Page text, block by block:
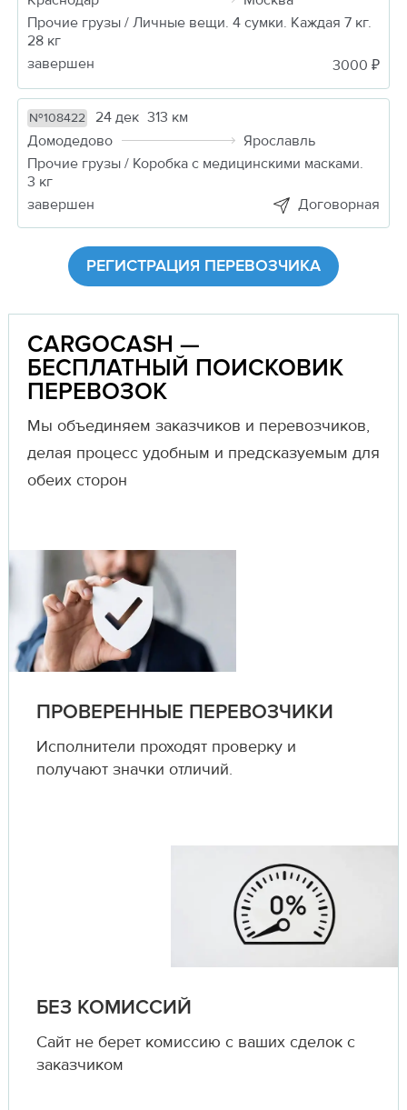
Прочие грузы / Личные вещи. 4 сумки. Каждая 7 кг.
28 кг
завершен
3000 ₽
№108422 24 дек 313 км
Домодедово
Ярославль
Прочие грузы / Коробка с медицинскими масками.
3 кг
завершен
Договорная
РЕГИСТРАЦИЯ ПЕРЕВОЗЧИКА
CARGOCASH —
БЕСПЛАТНЫЙ ПОИСКОВИК
ПЕРЕВОЗОК
Мы объединяем заказчиков и перевозчиков,
делая процесс удобным и предсказуемым для
обеих сторон
ПРОВЕРЕННЫЕ ПЕРЕВОЗЧИКИ
Исполнители проходят проверку и
получают значки отличий.
БЕЗ КОМИССИЙ
Сайт не берет комиссию с ваших сделок с
заказчиком